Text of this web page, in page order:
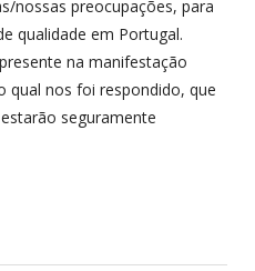
nossas preocupações, para
qualidade em Portugal.
na manifestação
qual nos foi respondido, que
seguramente